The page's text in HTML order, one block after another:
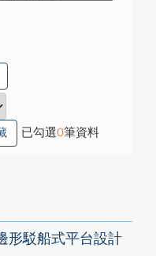
已勾選0筆資料
形駁船式平台設計